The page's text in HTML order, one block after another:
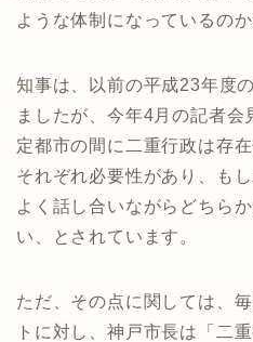
ような体制になっているの
知事は、以前の平成23年度
ましたが、今年4月の記者
定都市の間に二重行政は存
それぞれ必要性があり、も
よく話し合いながらどちら
い、とされています。
ただ、その点に関しては、
トに対し、神戸市長は「二